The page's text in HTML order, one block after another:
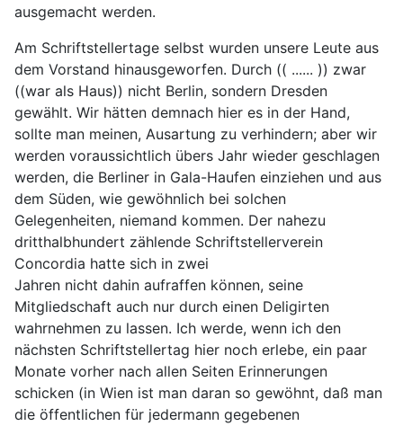
ausgemacht werden.
Am Schriftstellertage selbst wurden unsere Leute aus
dem Vorstand hinausgeworfen. Durch (( ...... )) zwar
((war als Haus)) nicht Berlin, sondern Dresden
gewählt. Wir hätten demnach hier es in der Hand,
sollte man meinen, Ausartung zu verhindern; aber wir
werden voraussichtlich übers Jahr wieder geschlagen
werden, die Berliner in Gala-Haufen einziehen und aus
dem Süden, wie gewöhnlich bei solchen
Gelegenheiten, niemand kommen. Der nahezu
dritthalbhundert zählende Schriftstellerverein
Concordia hatte sich in zwei
Jahren nicht dahin aufraffen können, seine
Mitgliedschaft auch nur durch einen Deligirten
wahrnehmen zu lassen. Ich werde, wenn ich den
nächsten Schriftstellertag hier noch erlebe, ein paar
Monate vorher nach allen Seiten Erinnerungen
schicken (in Wien ist man daran so gewöhnt, daß man
die öffentlichen für jedermann gegebenen